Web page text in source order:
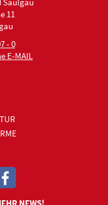
11
- 0
E-MAIL